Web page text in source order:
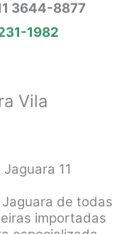
3644-8877
1982
Vila
11
de todas
importadas